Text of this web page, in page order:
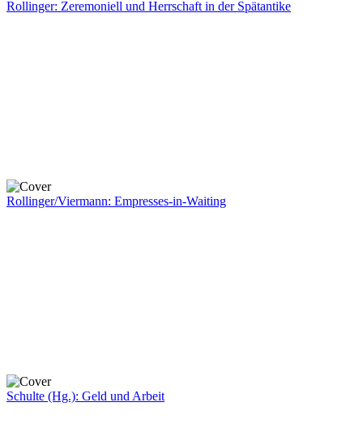
Rollinger: Zeremoniell und Herrschaft in der Spätantike
Rollinger/Viermann: Empresses-in-Waiting
Schulte (Hg.): Geld und Arbeit